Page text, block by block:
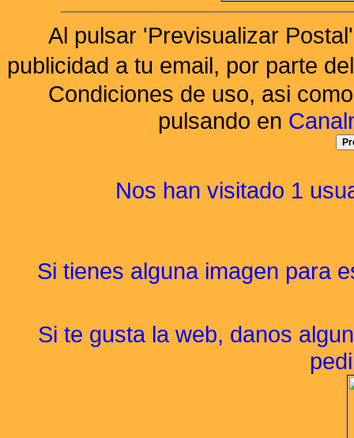
Al pulsar 'Previsualizar
publicidad a tu email, por parte
Condiciones de uso, asi
pulsando en
Nos han visitado 1
Si tienes alguna imagen para
Si te gusta la web, danos